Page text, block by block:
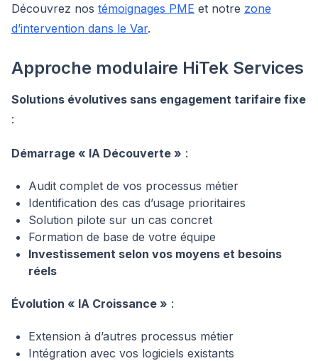
Découvrez nos témoignages PME et notre zone
d’intervention dans le Var.
Approche modulaire HiTek Services
Solutions évolutives sans engagement tarifaire fixe
:
Démarrage « IA Découverte » :
Audit complet de vos processus métier
Identification des cas d’usage prioritaires
Solution pilote sur un cas concret
Formation de base de votre équipe
Investissement selon vos moyens et besoins
réels
Évolution « IA Croissance » :
Extension à d’autres processus métier
Intégration avec vos logiciels existants